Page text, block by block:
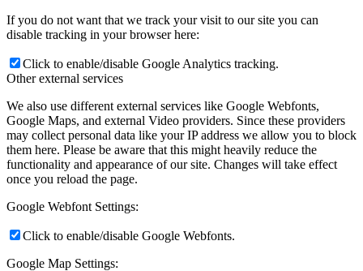
If you do not want that we track your visit to our site you can
disable tracking in your browser here:
Click to enable/disable Google Analytics tracking.
Other external services
We also use different external services like Google Webfonts,
Google Maps, and external Video providers. Since these providers
may collect personal data like your IP address we allow you to block
them here. Please be aware that this might heavily reduce the
functionality and appearance of our site. Changes will take effect
once you reload the page.
Google Webfont Settings:
Click to enable/disable Google Webfonts.
Google Map Settings: